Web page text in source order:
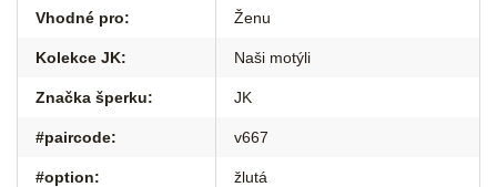
Vhodné pro: Ženu
Kolekce JK: Naši motýli
Značka šperku: JK
#paircode: v667
#option: žlutá